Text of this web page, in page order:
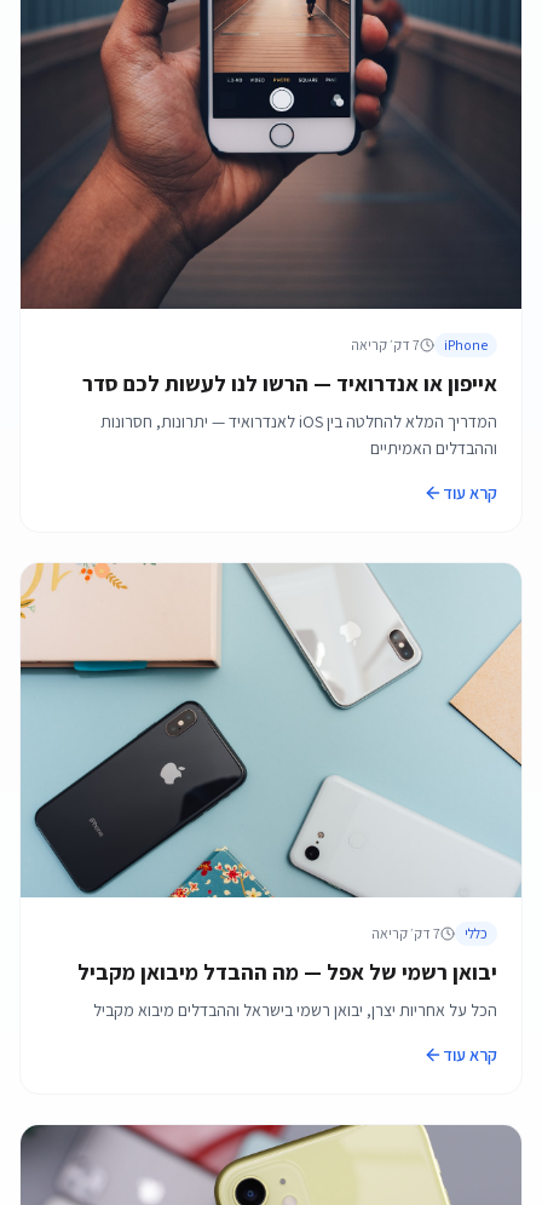
iPhone
7 דק׳ קריאה
אייפון או אנדרואיד — הרשו לנו לעשות לכם סדר
המדריך המלא להחלטה בין iOS לאנדרואיד — יתרונות, חסרונות
וההבדלים האמיתיים
קרא עוד
כללי 7 דק׳ קריאה
יבואן רשמי של אפל — מה ההבדל מיבואן מקביל
הכל על אחריות יצרן, יבואן רשמי בישראל וההבדלים מיבוא מקביל
קרא עוד